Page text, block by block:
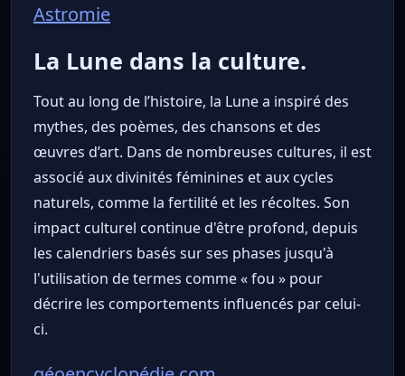
Astromie
La Lune dans la culture.
Tout au long de l’histoire, la Lune a inspiré des
mythes, des poèmes, des chansons et des
œuvres d’art. Dans de nombreuses cultures, il est
associé aux divinités féminines et aux cycles
naturels, comme la fertilité et les récoltes. Son
impact culturel continue d'être profond, depuis
les calendriers basés sur ses phases jusqu'à
l'utilisation de termes comme « fou » pour
décrire les comportements influencés par celui-
ci.